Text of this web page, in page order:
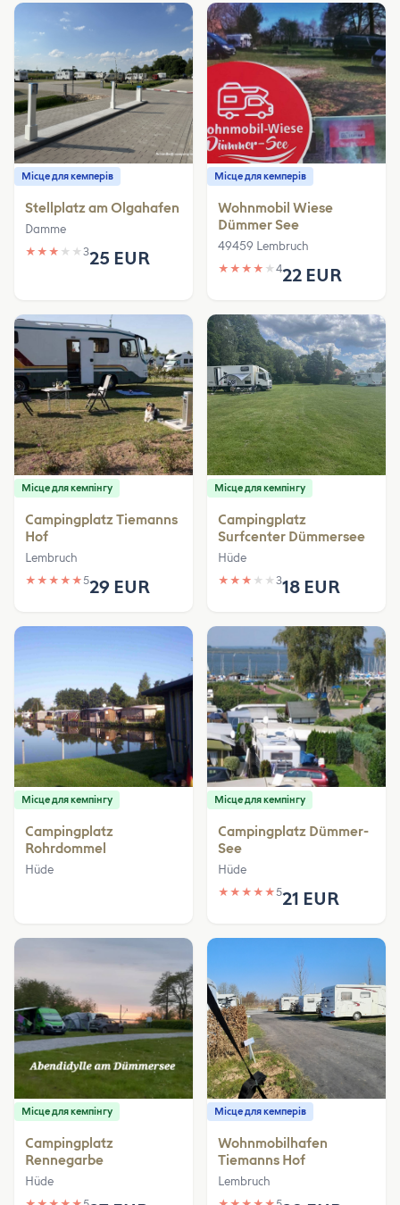
Місце для кемперів
Stellplatz am Olgahafen
Damme
★ ★ ★ ★ ★ 325 EUR
Місце для кемперів
Wohnmobil Wiese
Dümmer See
49459 Lembruch
★ ★ ★ ★ ★ 422 EUR
Місце для кемпінгу
Campingplatz Tiemanns
Hof
Lembruch
★ ★ ★ ★ ★529 EUR
Місце для кемпінгу
Campingplatz
Surfcenter Dümmersee
Hüde
★ ★ ★ ★ ★ 318 EUR
Місце для кемпінгу
Campingplatz
Rohrdommel
Hüde
Місце для кемпінгу
Campingplatz Dümmer-
See
Hüde
★ ★ ★ ★ ★521 EUR
Місце для кемпінгу
Campingplatz
Rennegarbe
Hüde
Місце для кемперів
Wohnmobilhafen
Tiemanns Hof
Lembruch